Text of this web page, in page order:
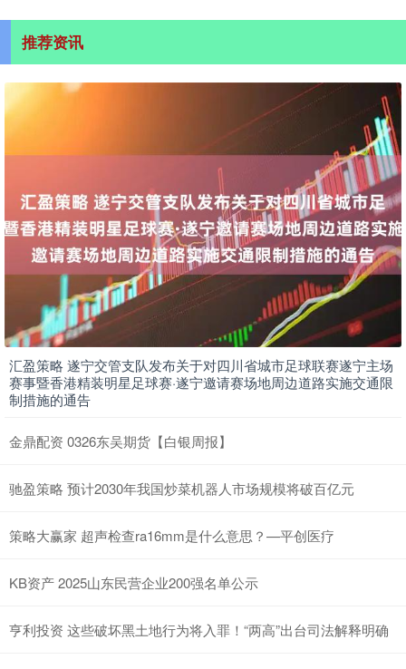
推荐资讯
汇盈策略 遂宁交管支队发布关于对四川省城市足球联赛遂宁主场
赛事暨香港精装明星足球赛·遂宁邀请赛场地周边道路实施交通限
制措施的通告
金鼎配资 0326东吴期货【白银周报】
驰盈策略 预计2030年我国炒菜机器人市场规模将破百亿元
策略大赢家 超声检查ra16mm是什么意思？—平创医疗
KB资产 2025山东民营企业200强名单公示
亨利投资 这些破坏黑土地行为将入罪！“两高”出台司法解释明确